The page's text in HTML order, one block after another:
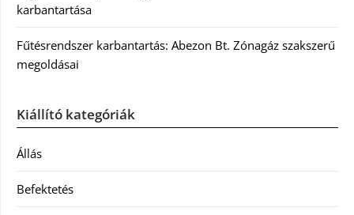
karbantartása
Fűtésrendszer karbantartás: Abezon Bt. Zónagáz szakszerű
megoldásai
Kiállító kategóriák
Állás
Befektetés